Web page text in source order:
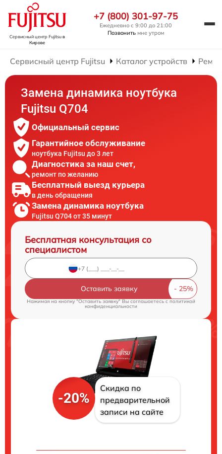
Сервисный центр Fujitsuв
Кирове
+7 (800) 301-97-75
Ежедневно с 9:00 до 21:00
Позвонить мне утром
Сервисный центр Fujitsu Каталог устройств
Замена динамика ноутбука
Fujitsu Q704
Официальный сервис
Гарантийное обслуживание
ноутбука Fujitsu до 3 лет
Диагностика за наш счет,
ремонт по желанию
Бесплатный выезд курьера
в день обращения
Замена динамика ноутбука
Fujitsu Q704 от 35 минут
Бесплатная консультация со
специалистом
Оставить заявку
Нажимая на кнопку "Оставить заявку" Вы соглашаетесь cполитикой
конфиденциальности
-20%
Скидка по
предварительной
записи на сайте